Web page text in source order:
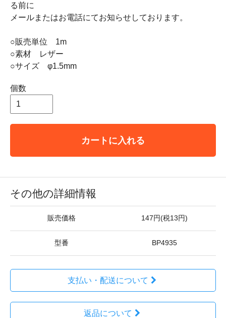
る前に
メールまたはお電話にてお知らせしております。
○販売単位 1m
○素材 レザー
○サイズ φ1.5mm
個数
カートに入れる
その他の詳細情報
販売価格 147円(税13円)
型番 BP4935
支払い・配送について
返品について